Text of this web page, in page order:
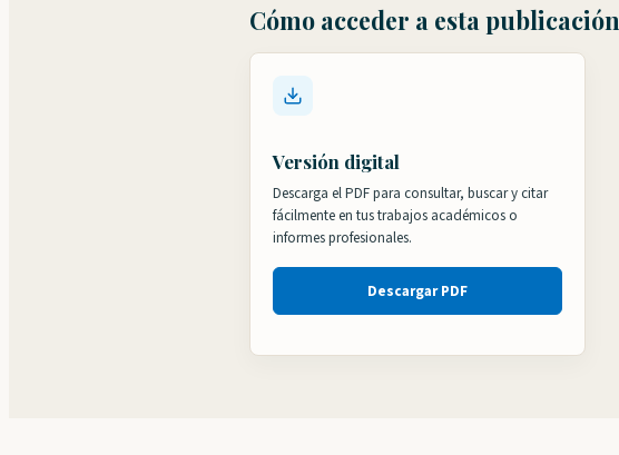
Cómo acceder a esta publicación
Versión digital
Descarga el PDF para consultar, buscar y citar
fácilmente en tus trabajos académicos o
informes profesionales.
Descargar PDF